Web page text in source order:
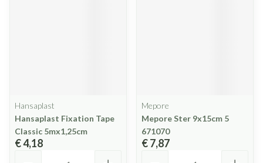
Hansaplast
Hansaplast Fixation Tape
Classic 5mx1,25cm
€ 4,18
Mepore
Mepore Ster 9x15cm 5
671070
€ 7,87